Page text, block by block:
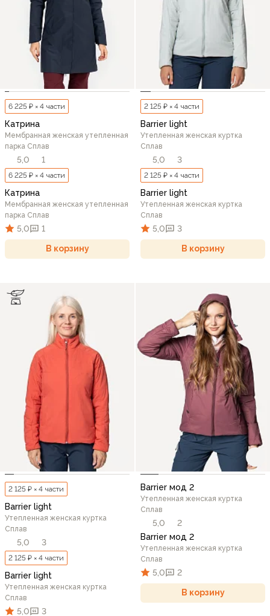
6 225 ₽ × 4 части
Катрина
Мембранная женская утепленная
парка Сплав
5,0 1
6 225 ₽ × 4 части
Катрина
Мембранная женская утепленная
парка Сплав
5,0 1
В корзину
2 125 ₽ × 4 части
Barrier light
Утепленная женская куртка
Сплав
5,0 3
2 125 ₽ × 4 части
Barrier light
Утепленная женская куртка
Сплав
5,0 3
В корзину
2 125 ₽ × 4 части
Barrier light
Утепленная женская куртка
Сплав
5,0 3
2 125 ₽ × 4 части
Barrier light
Утепленная женская куртка
Сплав
5,0 3
Barrier мод 2
Утепленная женская куртка
Сплав
5,0
2
Barrier мод 2
Утепленная женская куртка
Сплав
5,0 2
В корзину